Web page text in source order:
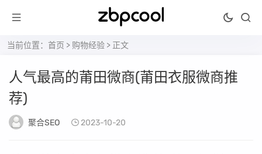
当前位置： 首页 > 购物经验 > 正文
人气最高的莆田微商(莆田衣服微商推
荐)
聚合SEO 2023-10-20